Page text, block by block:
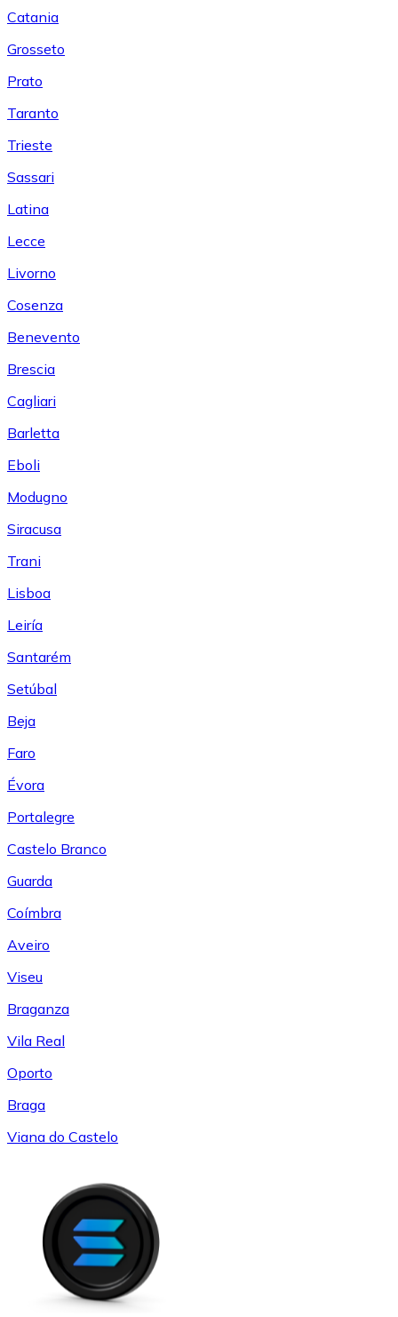
Catania
Grosseto
Prato
Taranto
Trieste
Sassari
Latina
Lecce
Livorno
Cosenza
Benevento
Brescia
Cagliari
Barletta
Eboli
Modugno
Siracusa
Trani
Lisboa
Leiría
Santarém
Setúbal
Beja
Faro
Évora
Portalegre
Castelo Branco
Guarda
Coímbra
Aveiro
Viseu
Braganza
Vila Real
Oporto
Braga
Viana do Castelo